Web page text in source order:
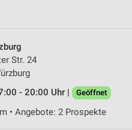
Str. 24
- 20:00 Uhr |
Geöffnet
• Angebote: 2 Prospekte